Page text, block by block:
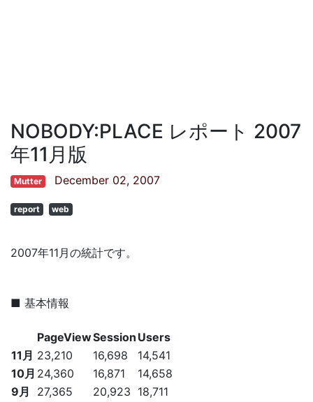
NOBODY:PLACE レポート 2007
年11月版
Mutter December 02, 2007
report web
2007年11月の統計です。
■ 基本情報
PageViewSession Users
11月 23,210 16,698
14,541
10月 24,360 16,871
14,658
9月
27,365 20,923 18,711